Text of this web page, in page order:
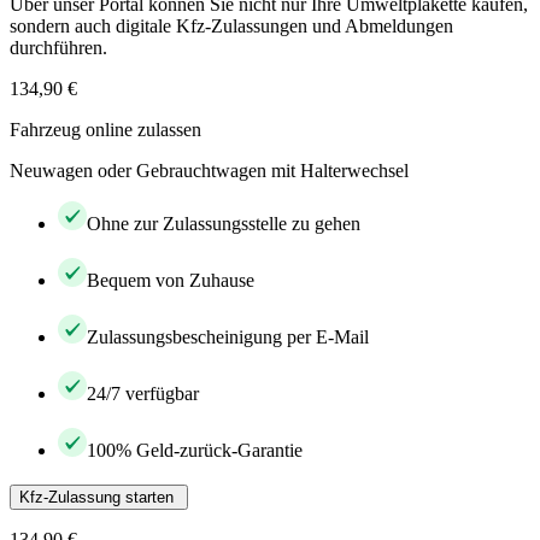
Über unser Portal können Sie nicht nur Ihre Umweltplakette kaufen,
sondern auch digitale Kfz-Zulassungen und Abmeldungen
durchführen.
134,90 €
Fahrzeug online zulassen
Neuwagen oder Gebrauchtwagen mit Halterwechsel
Ohne zur Zulassungsstelle zu gehen
Bequem von Zuhause
Zulassungsbescheinigung per E-Mail
24/7 verfügbar
100% Geld-zurück-Garantie
Kfz-Zulassung starten